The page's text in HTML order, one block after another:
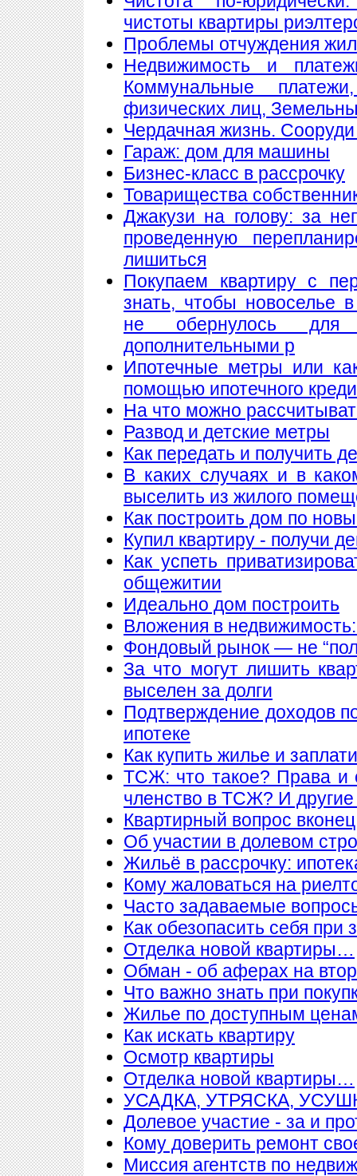
чистоты квартиры
Проблемы отчуждения
Недвижимость и
Коммунальные
физических лиц,
Чердачная жизнь.
Гараж: дом для машины
Бизнес-класс в рассрочку
Товарищества
Джакузи на голову: за
проведенную
лишиться
Покупаем квартиру с
знать, чтобы новоселье
не обернулось
дополнительными р
Ипотечные метры или
помощью ипотечного
На что можно
Развод и детские метры
Как передать и получить
В каких случаях и в
выселить из жилого
Как построить дом по
Купил квартиру - получи
Как успеть
общежитии
Идеально дом построить
Вложения в
Фондовый рынок — не
За что могут лишить
выселен за долги
Подтверждение доходов
ипотеке
Как купить жилье и
ТСЖ: что такое? Права и
членство в ТСЖ? И
Квартирный вопрос
Об участии в долевом
Жильё в рассрочку:
Кому жаловаться на
Часто задаваемые
Как обезопасить себя при
Отделка новой квартиры…
Обман - об аферах на
Что важно знать при
Жилье по доступным
Как искать квартиру
Осмотр квартиры
Отделка новой квартиры…
УСАДКА, УТРЯСКА,
Долевое участие - за и
Кому доверить ремонт
Миссия агентств по